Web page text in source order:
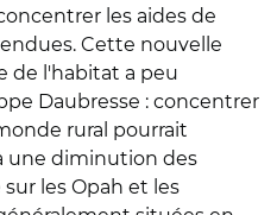
les aides de
Cette nouvelle
de l'habitat a peu
Daubresse : concentrer
rural pourrait
une diminution des
les Opah et les